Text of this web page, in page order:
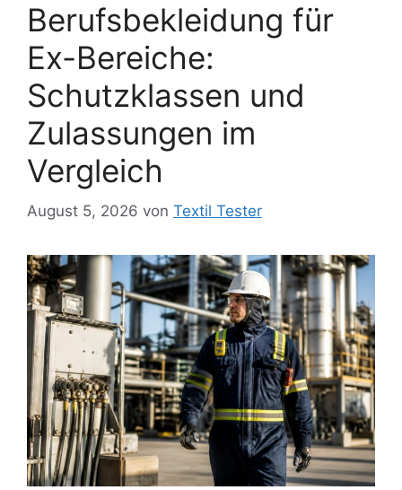
Berufsbekleidung für
Ex-Bereiche:
Schutzklassen und
Zulassungen im
Vergleich
August 5, 2026 von Textil Tester